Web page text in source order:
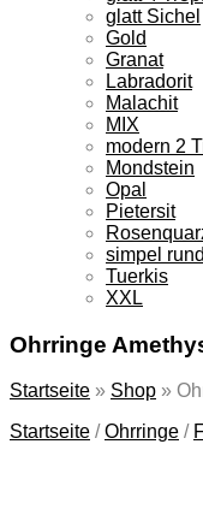
glatt Sichel
Gold
Granat
Labradorit
Malachit
MIX
modern 2
Mondstein
Opal
Pietersit
simpel rund
Tuerkis
XXL
Ohrringe
Startseite » Shop »
Startseite /Ohrringe /